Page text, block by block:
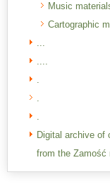
Music
Cartographic
...
....
.
.
.
Digital archive of
from the Zamość